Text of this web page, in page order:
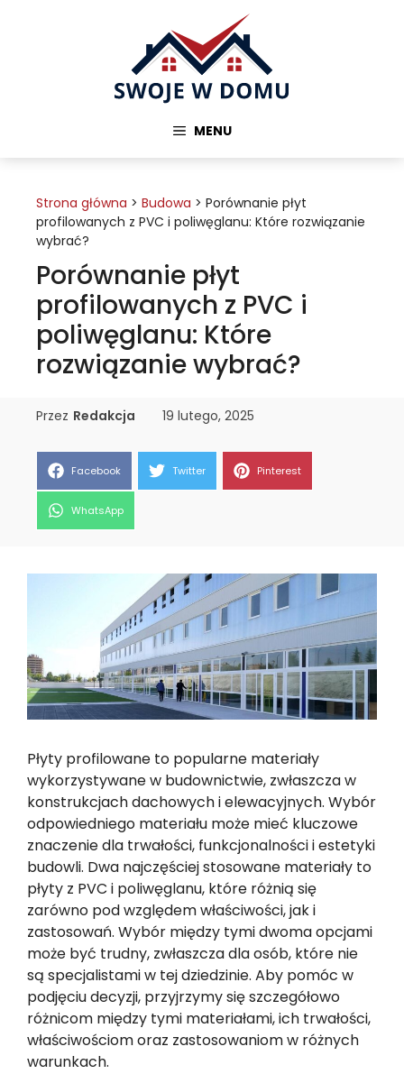
MENU
Strona główna > Budowa > Porównanie płyt
profilowanych z PVC i poliwęglanu: Które rozwiązanie
wybrać?
Porównanie płyt
profilowanych z PVC i
poliwęglanu: Które
rozwiązanie wybrać?
Przez Redakcja 19 lutego, 2025
Share
on
Facebook Share
on
Twitter Share
on
Pinterest
Share
on
WhatsApp
Płyty profilowane to popularne materiały
wykorzystywane w budownictwie, zwłaszcza w
konstrukcjach dachowych i elewacyjnych. Wybór
odpowiedniego materiału może mieć kluczowe
znaczenie dla trwałości, funkcjonalności i estetyki
budowli. Dwa najczęściej stosowane materiały to
płyty z PVC i poliwęglanu, które różnią się
zarówno pod względem właściwości, jak i
zastosowań. Wybór między tymi dwoma opcjami
może być trudny, zwłaszcza dla osób, które nie
są specjalistami w tej dziedzinie. Aby pomóc w
podjęciu decyzji, przyjrzymy się szczegółowo
różnicom między tymi materiałami, ich trwałości,
właściwościom oraz zastosowaniom w różnych
warunkach.